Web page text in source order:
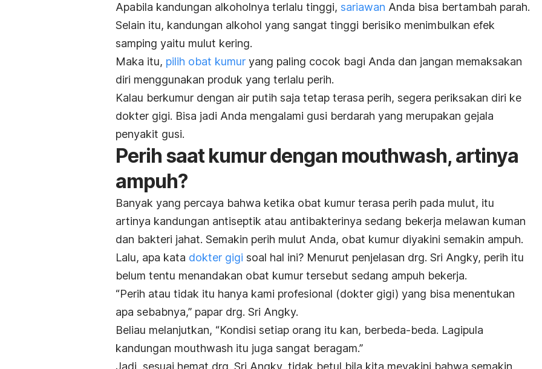
Apabila kandungan alkoholnya terlalu tinggi, sariawan Anda bisa bertambah parah.
Selain itu, kandungan alkohol yang sangat tinggi berisiko menimbulkan efek
samping yaitu mulut kering.
Maka itu, pilih obat kumur yang paling cocok bagi Anda dan jangan memaksakan
diri menggunakan produk yang terlalu perih.
Kalau berkumur dengan air putih saja tetap terasa perih, segera periksakan diri ke
dokter gigi. Bisa jadi Anda mengalami gusi berdarah yang merupakan gejala
penyakit gusi.
Perih saat kumur dengan mouthwash, artinya
ampuh?
Banyak yang percaya bahwa ketika obat kumur terasa perih pada mulut, itu
artinya kandungan antiseptik atau antibakterinya sedang bekerja melawan kuman
dan bakteri jahat. Semakin perih mulut Anda, obat kumur diyakini semakin ampuh.
Lalu, apa kata dokter gigi soal hal ini? Menurut penjelasan drg. Sri Angky, perih itu
belum tentu menandakan obat kumur tersebut sedang ampuh bekerja.
“Perih atau tidak itu hanya kami profesional (dokter gigi) yang bisa menentukan
apa sebabnya,” papar drg. Sri Angky.
Beliau melanjutkan, “Kondisi setiap orang itu kan, berbeda-beda. Lagipula
kandungan mouthwash itu juga sangat beragam.”